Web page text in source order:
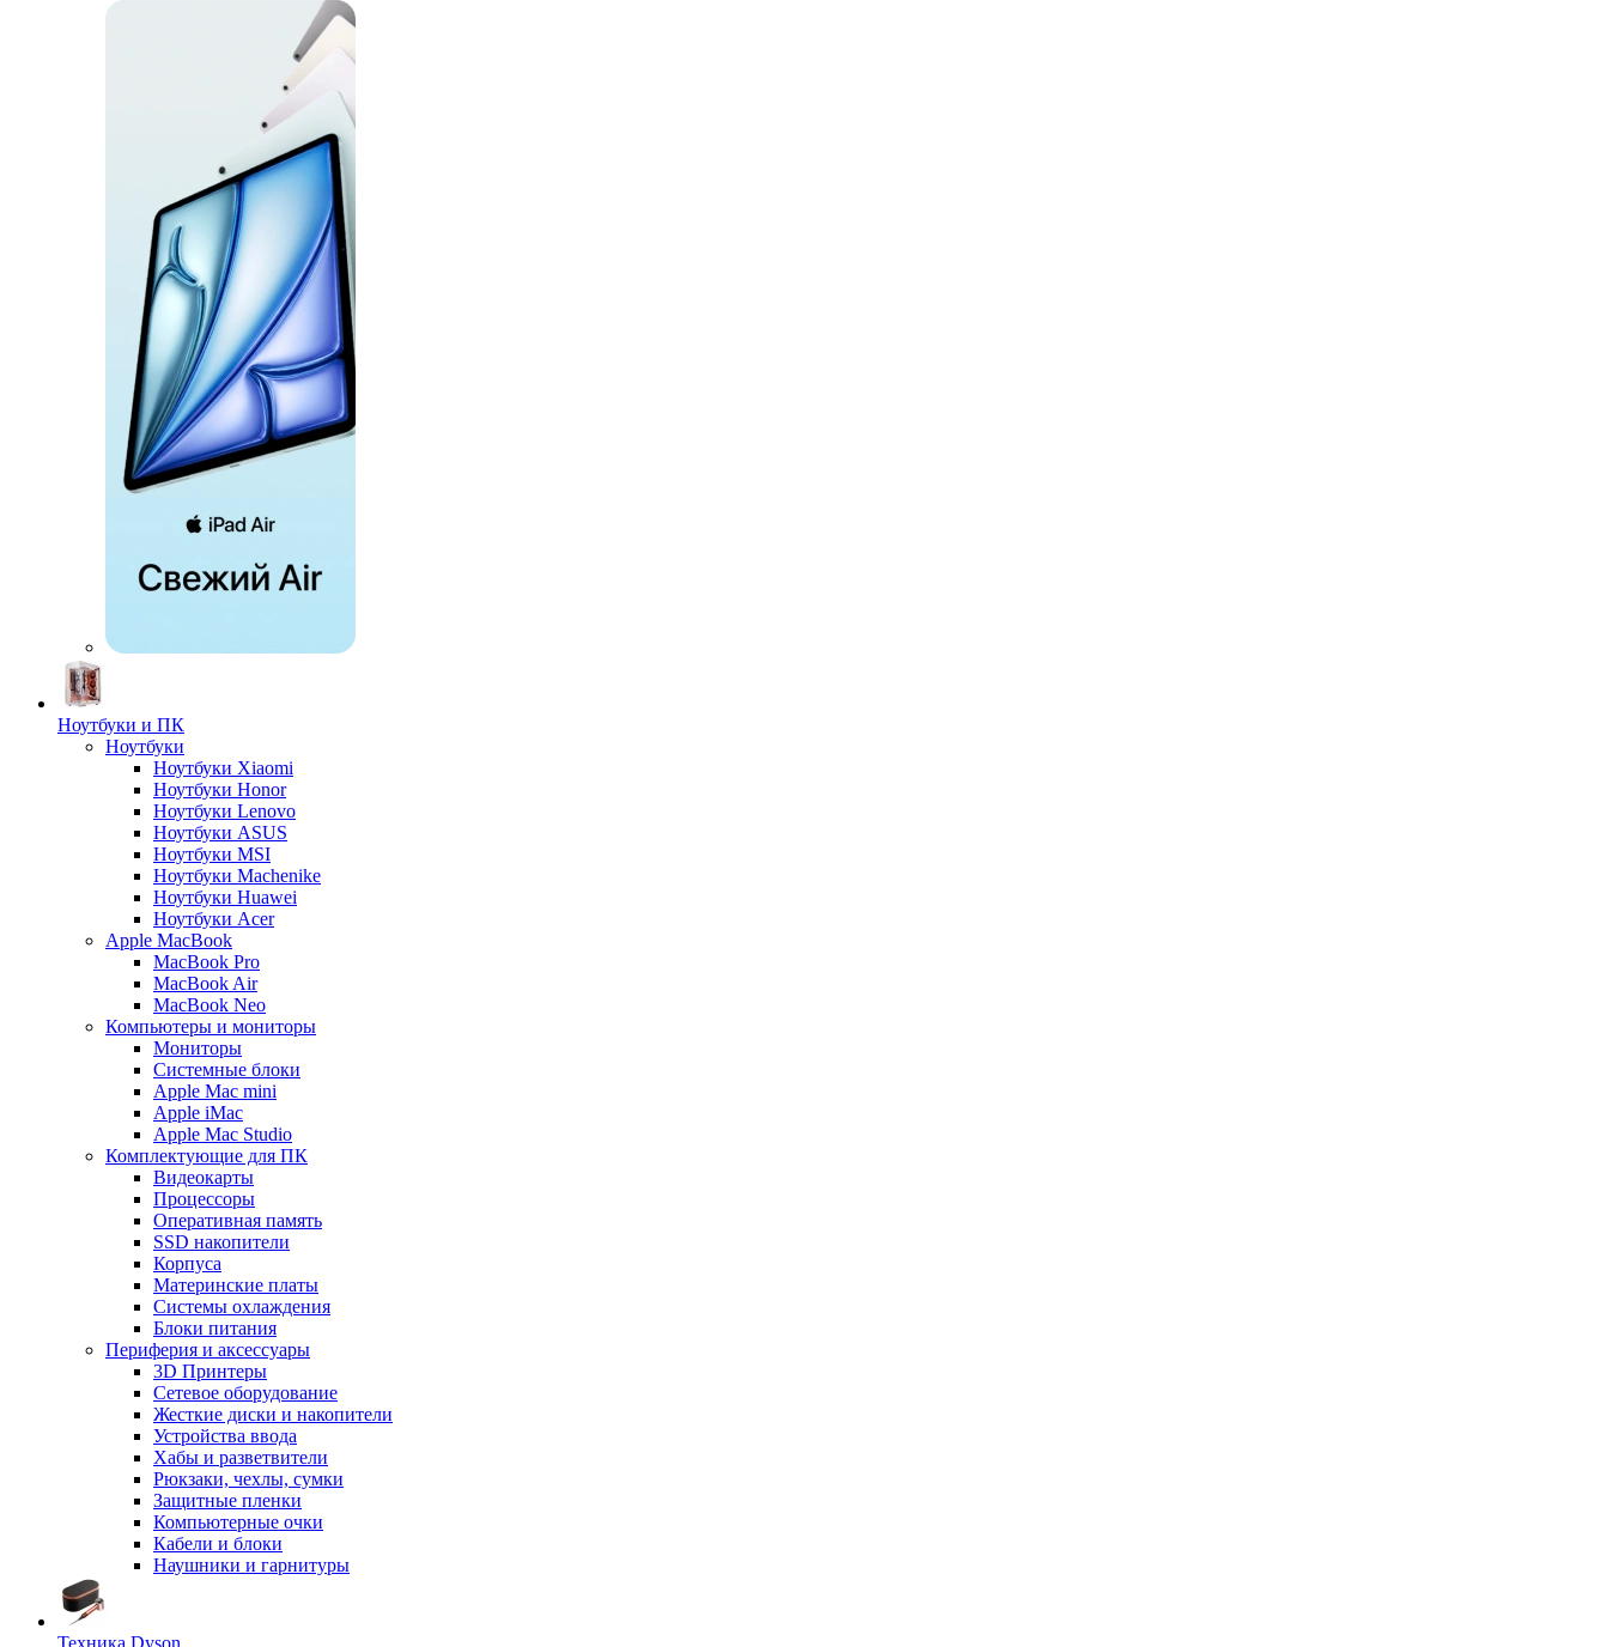
Ноутбуки и ПК
Ноутбуки
Ноутбуки Xiaomi
Ноутбуки Honor
Ноутбуки Lenovo
Ноутбуки ASUS
Ноутбуки MSI
Ноутбуки Machenike
Ноутбуки Huawei
Ноутбуки Acer
Apple MacBook
MacBook Pro
MacBook Air
MacBook Neo
Компьютеры и мониторы
Мониторы
Системные блоки
Apple Mac mini
Apple iMac
Apple Mac Studio
Комплектующие для ПК
Видеокарты
Процессоры
Оперативная память
SSD накопители
Корпуса
Материнские платы
Системы охлаждения
Блоки питания
Периферия и аксессуары
3D Принтеры
Сетевое оборудование
Жесткие диски и накопители
Устройства ввода
Хабы и разветвители
Рюкзаки, чехлы, сумки
Защитные пленки
Компьютерные очки
Кабели и блоки
Наушники и гарнитуры
Техника Dyson